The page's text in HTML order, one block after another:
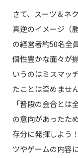
さて、スーツ＆ネ
真逆のイメージ（
の経営者約50名全
個性豊かな面々が
いうのはミスマッ
たことは否めませ
「普段の会合とは
の意向があったた
存分に発揮しよう
ツやゲームの内容